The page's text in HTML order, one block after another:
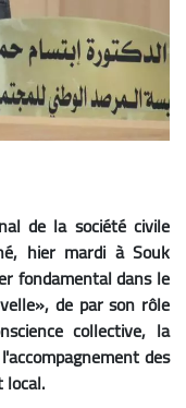
de la société civile
hier mardi à Souk
fondamental dans le
de par son rôle
collective, la
des